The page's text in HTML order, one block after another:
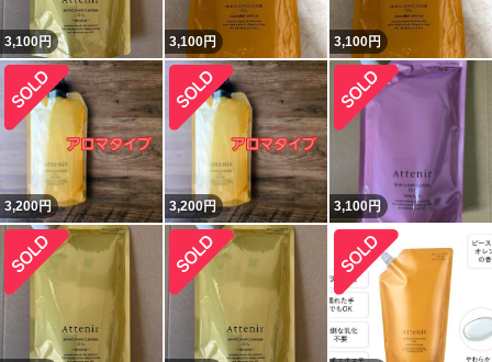
3,100円 3,100円 3,100円
3,200円 3,200円 3,100円